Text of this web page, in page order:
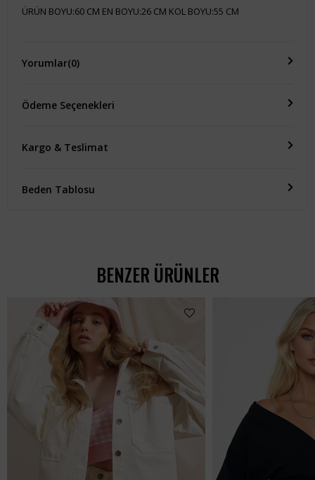
ÜRÜN BOYU:60 CM EN BOYU:26 CM KOL BOYU:55 CM
Yorumlar(0)
Ödeme Seçenekleri
Kargo & Teslimat
Beden Tablosu
BENZER ÜRÜNLER